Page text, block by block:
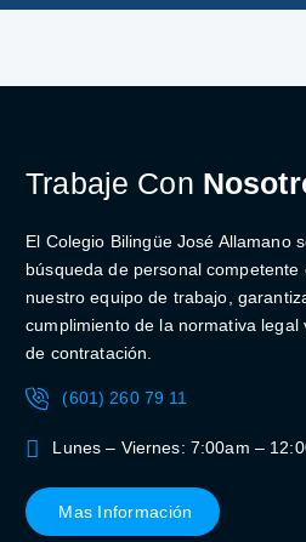
Trabaje Con
El Colegio Bilingüe José Allamano
búsqueda de personal
nuestro equipo de trabajo,
cumplimiento de la normativa
de contratación.
(601) 260 79 11
Lunes – Viernes: 7:00am –
Mas Información